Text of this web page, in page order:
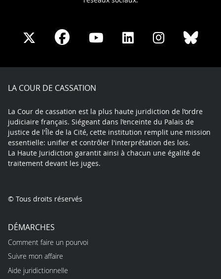
Share
X
Share
Facebook
Share
Youtube
Share
LinkedIn
Share
Instagram
LA COUR DE CASSATION
La Cour de cassation est la plus haute juridiction de l’ordre
judiciaire français. Siégeant dans l’enceinte du Palais de
justice de l'Île de la Cité, cette institution remplit une mission
essentielle: unifier et contrôler l'interprétation des lois.
La Haute Juridiction garantit ainsi à chacun une égalité de
traitement devant les juges.
© Tous droits réservés
DÉMARCHES
Comment faire un pourvoi
Suivre mon affaire
Aide juridictionnelle